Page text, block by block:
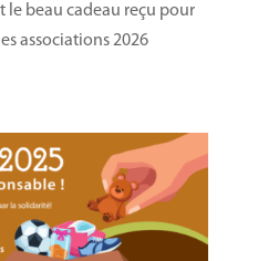
le beau cadeau reçu pour
associations 2026